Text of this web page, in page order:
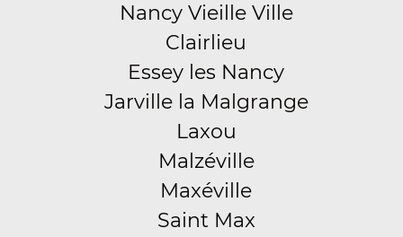
Nancy Vieille Ville
Clairlieu
Essey les Nancy
Jarville la Malgrange
Laxou
Malzéville
Maxéville
Saint Max